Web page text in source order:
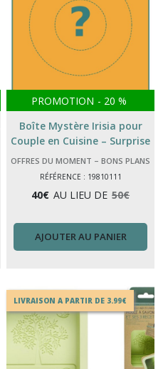
PROMOTION - 20 %
Boîte Mystère Irisia pour
Couple en Cuisine – Surprise
culinaire & moments à deux
OFFRES DU MOMENT – BONS PLANS
IRISIA MAISON
RÉFÉRENCE : 19810111
40€ AU LIEU DE 50€
AJOUTER AU PANIER
LIVRAISON A PARTIR DE 3.99€